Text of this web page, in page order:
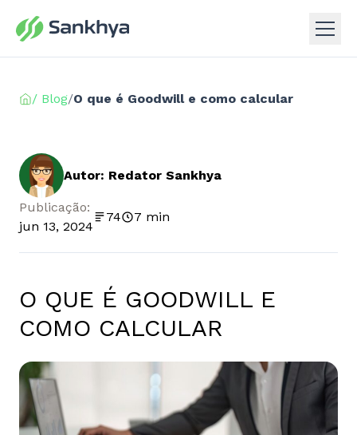
/ Blog/O que é Goodwill e como calcular
Autor: Redator Sankhya
Publicação:
jun 13, 2024
74 7 min
O QUE É GOODWILL E
COMO CALCULAR